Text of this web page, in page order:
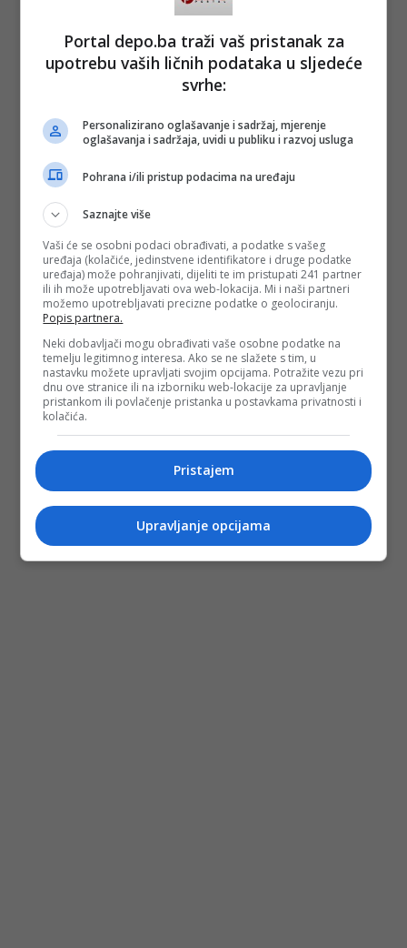
kolekciju predstavlja temelj buduće međunarodne
prepoznatljivosti Sarajeva kao regionalnog centra kulture i
modernog društva.
PODIJELI NA
Depo.ba pratite putem društvenih mrežaTwitter
Portal depo.ba traži vaš pristanak za
upotrebu vaših ličnih podataka u sljedeće
svrhe:
Personalizirano oglašavanje i sadržaj, mjerenje
oglašavanja i sadržaja, uvidi u publiku i razvoj usluga
Pohrana i/ili pristup podacima na uređaju
Saznajte više
Vaši će se osobni podaci obrađivati, a podatke s vašeg
uređaja (kolačiće, jedinstvene identifikatore i druge podatke
uređaja) može pohranjivati, dijeliti te im pristupati 241 partner
ili ih može upotrebljavati ova web-lokacija. Mi i naši partneri
možemo upotrebljavati precizne podatke o geolociranju.
Popis partnera.
Neki dobavljači mogu obrađivati vaše osobne podatke na
temelju legitimnog interesa. Ako se ne slažete s tim, u
nastavku možete upravljati svojim opcijama. Potražite vezu pri
dnu ove stranice ili na izborniku web-lokacije za upravljanje
pristankom ili povlačenje pristanka u postavkama privatnosti i
kolačića.
Pristajem
Upravljanje opcijama